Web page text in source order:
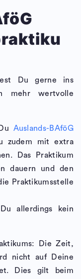
Du gerne ins
mehr wertvolle
Auslands-BAföG
zudem mit extra
Das Praktikum
dauern und den
Praktikumsstelle
allerdings kein
Die Zeit,
nicht auf Deine
Dies gilt beim